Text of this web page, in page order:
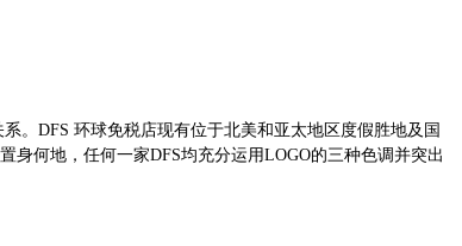
。DFS 环球免税店现有位于北美和亚太地区度假胜地及国
身何地，任何一家DFS均充分运用LOGO的三种色调并突出